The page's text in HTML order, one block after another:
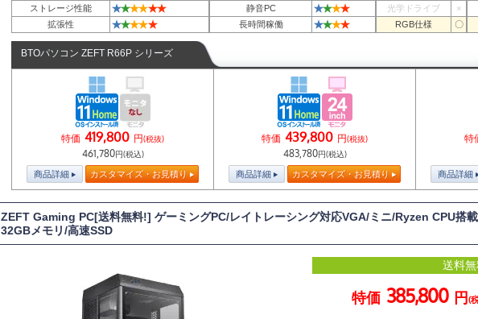
ストレージ性能
★★★★★★ 静音PC ★★★★ 光学ドライブ ×
拡張性
★★★★★ 長時間稼働 ★★★★ RGB仕様 〇
BTOパソコン ZEFT R66P シリーズ
特価 419,800 円(税抜)
461,780円(税込)
商品詳細 カスタマイズ・お見積り
特価 439,800 円(税抜)
483,780円(税込)
商品詳細 カスタマイズ・お見積り
特
商品詳細
ZEFT Gaming PC[送料無料!] ゲーミングPC/レイトレーシング対応VGA/ミニ/Ryzen CPU搭
32GBメモリ/高速SSD
送料
特価 385,800 円(